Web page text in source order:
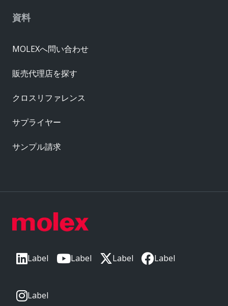
Label Label Label Label
Label
資料
MOLEXへ問い合わせ
販売代理店を探す
クロスリファレンス
サプライヤー
サンプル請求